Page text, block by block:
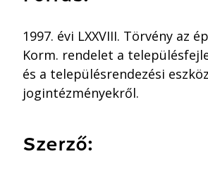
1997. évi LXXVIII. Törvény az
Korm. rendelet a
és a településrendezési
jogintézményekről.
Szerző: